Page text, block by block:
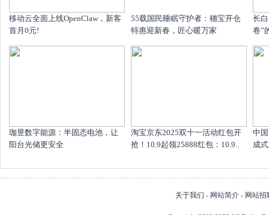
移动云全面上线OpenClaw，新客
首月0元!
55载国民睡眠守护者：穗宝开仓
特惠迎新春，匠心暖万家
长
卷”
珈昱数字能源：半固态电池，让
阳台光储更安全
淘宝京东2025双十一活动红包开
抢！10.9起领25888红包：10.9..
中
成
关于我们 - 网站简介 - 网站招